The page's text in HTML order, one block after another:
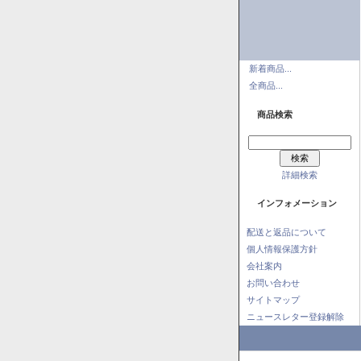
新着商品...
全商品...
商品検索
詳細検索
インフォメーション
配送と返品について
個人情報保護方針
会社案内
お問い合わせ
サイトマップ
ニュースレター登録解除